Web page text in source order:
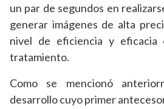
un par de segundos en
generar imágenes de alta
nivel de eficiencia y eficacia
tratamiento.
Como se mencionó
desarrollo cuyo primer